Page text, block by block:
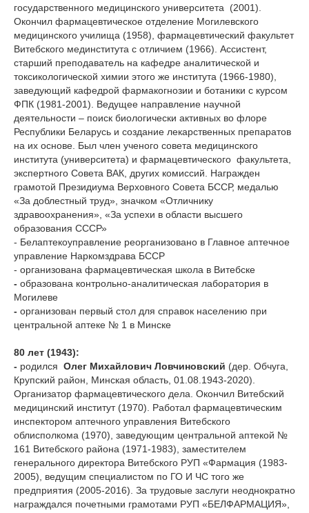
государственного медицинского университета (2001).
Окончил фармацевтическое отделение Могилевского
медицинского училища (1958), фармацевтический факультет
Витебского мединститута с отличием (1966). Ассистент,
старший преподаватель на кафедре аналитической и
токсикологической химии этого же института (1966-1980),
заведующий кафедрой фармакогнозии и ботаники с курсом
ФПК (1981-2001). Ведущее направление научной
деятельности – поиск биологически активных во флоре
Республики Беларусь и создание лекарственных препаратов
на их основе. Был член ученого совета медицинского
института (университета) и фармацевтического факультета,
экспертного Совета ВАК, других комиссий. Награжден
грамотой Президиума Верховного Совета БССР, медалью
«За доблестный труд», значком «Отличнику
здравоохранения», «За успехи в области высшего
образования СССР»
- Белаптекоуправление реорганизовано в Главное аптечное
управление Наркомздрава БССР
- организована фармацевтическая школа в Витебске
- образована контрольно-аналитическая лаборатория в
Могилеве
- организован первый стол для справок населению при
центральной аптеке № 1 в Минске
80 лет (1943):
- родился Олег Михайлович Ловчиновский (дер. Обчуга,
Крупский район, Минская область, 01.08.1943-2020).
Организатор фармацевтического дела. Окончил Витебский
медицинский институт (1970). Работал фармацевтическим
инспектором аптечного управления Витебского
облисполкома (1970), заведующим центральной аптекой №
161 Витебского района (1971-1983), заместителем
генерального директора Витебского РУП «Фармация (1983-
2005), ведущим специалистом по ГО И ЧС того же
предприятия (2005-2016). За трудовые заслуги неоднократно
награждался почетными грамотами РУП «БЕЛФАРМАЦИЯ»,